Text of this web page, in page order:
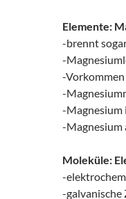
Elemente:
-brennt
-
-
-
-Magnesium
-Magnesium
Moleküle:
-
-galvanische